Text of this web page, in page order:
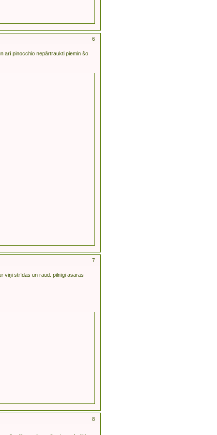
6
arī pinocchio nepārtraukti piemin šo
7
viņi strīdas un raud. pilnīgi asaras
8